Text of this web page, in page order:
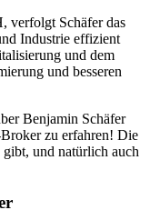
verfolgt Schäfer das
Industrie effizient
und dem
und besseren
Benjamin Schäfer
zu erfahren! Die
und natürlich auch